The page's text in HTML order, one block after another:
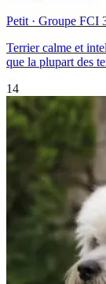
Petit · Groupe FCI
Terrier calme et
que la plupart des
14